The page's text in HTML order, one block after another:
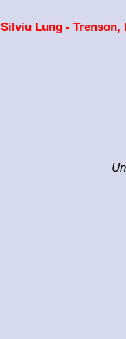
Silviu Lung - Trenson,